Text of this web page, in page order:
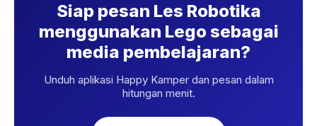
Siap pesan Les Robotika
menggunakan Lego sebagai
media pembelajaran?
Unduh aplikasi Happy Kamper dan pesan dalam
hitungan menit.